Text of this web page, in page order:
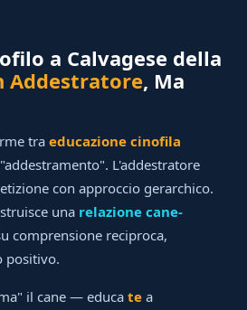
a Calvagese della
Addestratore, Ma
traeducazione cinofila
L'addestratore
con approccio gerarchico.
una relazione cane-
comprensione reciproca,
positivo.
il cane — educate a